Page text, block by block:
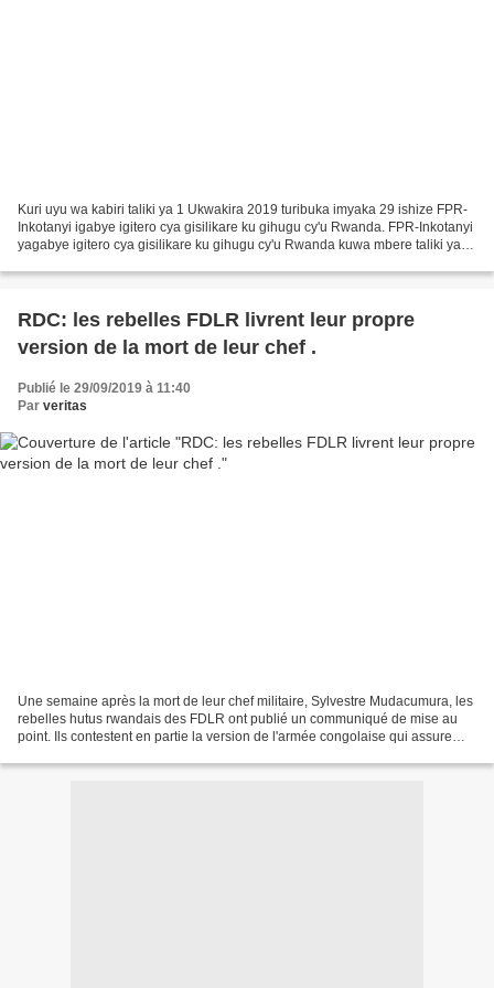
Kuri uyu wa kabiri taliki ya 1 Ukwakira 2019 turibuka imyaka 29 ishize FPR-
Inkotanyi igabye igitero cya gisilikare ku gihugu cy'u Rwanda. FPR-Inkotanyi
yagabye igitero cya gisilikare ku gihugu cy'u Rwanda kuwa mbere taliki ya 1
RDC: les rebelles FDLR livrent leur propre
version de la mort de leur chef .
Publié le 29/09/2019 à 11:40
Par veritas
Une semaine après la mort de leur chef militaire, Sylvestre Mudacumura, les
rebelles hutus rwandais des FDLR ont publié un communiqué de mise au
point. Ils contestent en partie la version de l'armée congolaise qui assure